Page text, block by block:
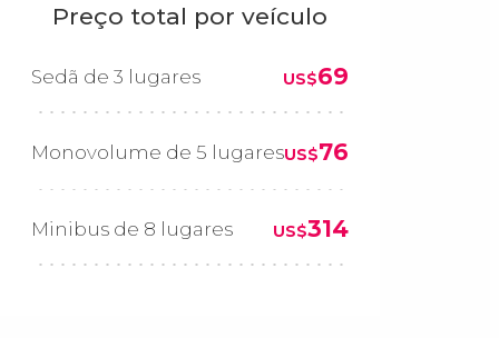
Preço total por veículo
Sedã de 3 lugares US$69
Monovolume de 5 lugaresUS$76
Minibus de 8 lugares US$314